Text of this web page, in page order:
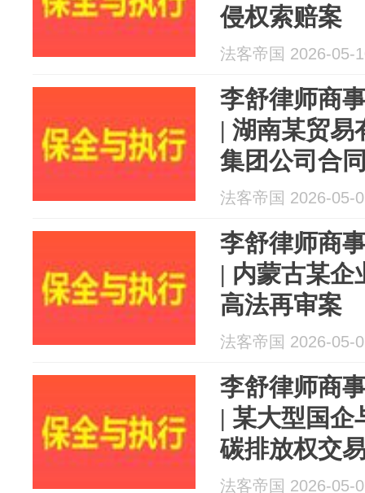
侵权索赔案
法客帝国 2026-05-
李舒律师商
| 湖南某贸易
集团公司合
法客帝国 2026-05-
李舒律师商
| 内蒙古某企
高法再审案
法客帝国 2026-05-
李舒律师商
| 某大型国企
碳排放权交
法客帝国 2026-05-